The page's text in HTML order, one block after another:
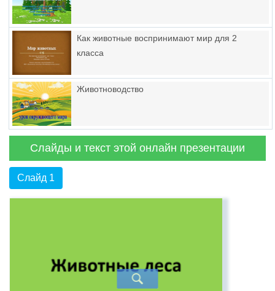
Как животные воспринимают мир для 2
класса
Животноводство
Слайды и текст этой онлайн презентации
Слайд 1